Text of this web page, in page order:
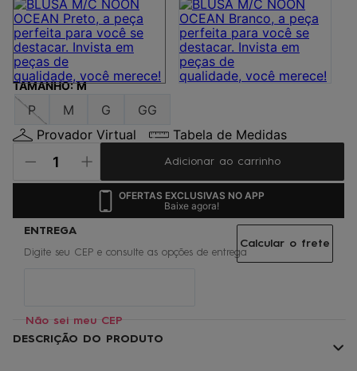
TAMANHO: M
P M G
GG
Provador Virtual
Tabela de Medidas
Adicionar ao carrinho
OFERTAS EXCLUSIVAS NO APP
Baixe agora!
Não sei meu CEP
Calcular o frete
DESCRIÇÃO DO PRODUTO
8º
oculos
9º
gorro
10º regata